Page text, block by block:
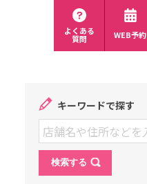
よくある
質問 WEB予約
キーワードで探す